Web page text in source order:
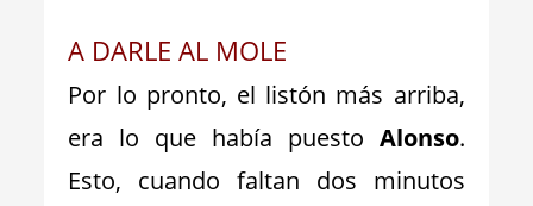
A DARLE AL MOLE
Por lo pronto, el listón más arriba,
era lo que había puesto Alonso.
Esto, cuando faltan dos minutos